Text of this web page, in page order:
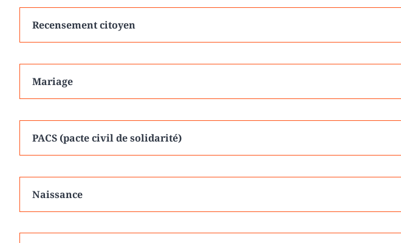
Recensement citoyen
Mariage
PACS (pacte civil de solidarité)
Naissance